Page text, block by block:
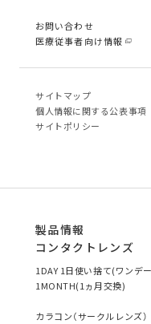
お問い合わせ
医療従事者向け情報
サイトマップ
個⼈情報に関する公表事項
サイトポリシー
製品情報
コンタクトレンズ
1DAY 1日使い捨て(ワンデ
1MONTH(1ヵ月交換)
カラコン（サークルレンズ）